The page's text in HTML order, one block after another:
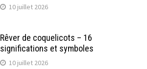
10 juillet 2026
Rêver de coquelicots – 16
significations et symboles
10 juillet 2026